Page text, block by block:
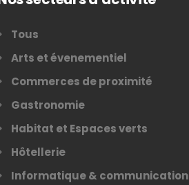
Tous
Arts et évenementiel
Commerces de proximité
Gastronomie
Habitat et Espaces verts
Hôtellerie
Informatique & communication